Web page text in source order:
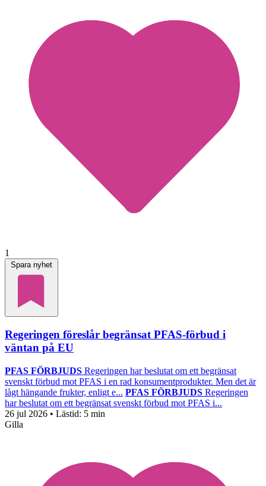
1
Spara nyhet
Regeringen föreslår begränsat PFAS-förbud i
väntan på EU
PFAS FÖRBJUDS Regeringen har beslutat om ett begränsat
svenskt förbud mot PFAS i en rad konsumentprodukter. Men det är
lågt hängande frukter, enligt e... PFAS FÖRBJUDS Regeringen
har beslutat om ett begränsat svenskt förbud mot PFAS i...
26 jul 2026 • Lästid: 5 min
Gilla